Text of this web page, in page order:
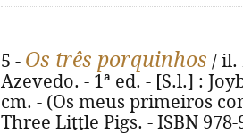
5 - Os três porquinhos / il.
Azevedo. - 1ª ed. - [S.l.] :
cm. - (Os meus primeiros
Three Little Pigs. - ISBN 978-